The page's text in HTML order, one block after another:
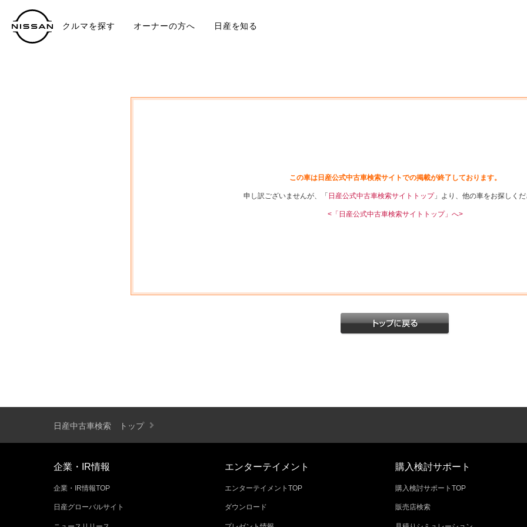
クルマを探す オーナーの方へ 日産を知る
この車は日産公式中古車検索サイトでの掲載が終了しております。
申し訳ございませんが、「 日産公式中古車検索サイトトップ」より、他の車をお探しくだ
<「日産公式中古車検索サイトトップ」へ>
日産中古車検索 トップ
企業・IR情報
企業・IR情報TOP
日産グローバルサイト
エンターテイメント
エンターテイメントTOP
ダウンロード
購入検討サポート
購入検討サポートTOP
販売店検索